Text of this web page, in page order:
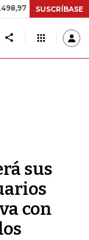
+$ 8.753,81 +2,19%
SUSCRÍBASE
sus
con